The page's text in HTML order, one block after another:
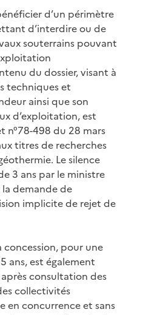
d’un périmètre
d’interdire ou de
souterrains pouvant
du dossier, visant à
techniques et
ainsi que son
d’exploitation, est
n°78-498 du 28 mars
titres de recherches
Le silence
3 ans par le ministre
la demande de
implicite de rejet de
pour une
ans, est également
consultation des
collectivités
en concurrence et sans